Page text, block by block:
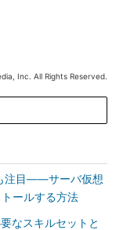
Inc. All Rights Reserved.
注目――サーバ仮想
ールする方法
なスキルセットと